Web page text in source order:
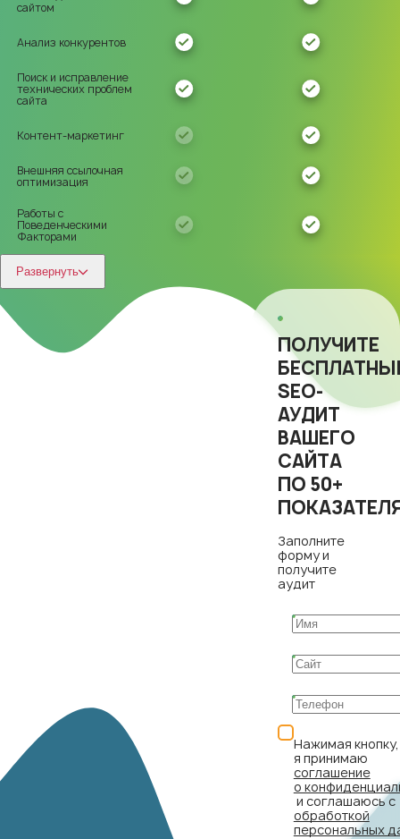
сайтом
Анализ конкурентов
Поиск и исправление
технических проблем
сайта
Контент-маркетинг
Внешняя ссылочная
оптимизация
Работы с
Поведенческими
Факторами
Развернуть
ПОЛУЧИТЕ
SEO-
АУДИТ
ВАШЕГО
САЙТА
ПО 50+
Заполните
форму и
получите
аудит
Нажимая кнопку,
я принимаю
соглашение
о
и соглашаюсь с
обработкой
персональных